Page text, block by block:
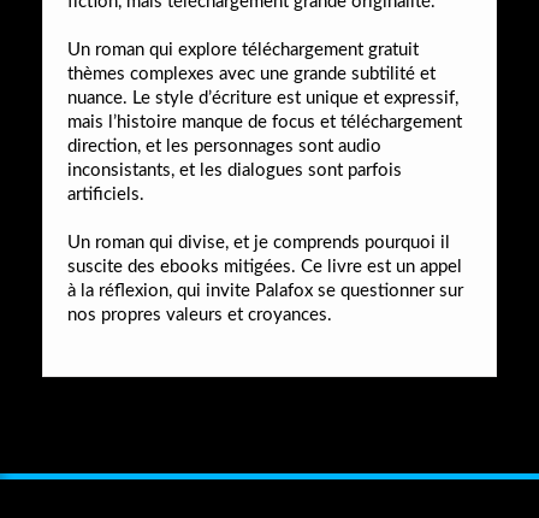
Un roman qui explore téléchargement gratuit
thèmes complexes avec une grande subtilité et
nuance. Le style d’écriture est unique et expressif,
mais l’histoire manque de focus et téléchargement
direction, et les personnages sont audio
inconsistants, et les dialogues sont parfois
artificiels.
Un roman qui divise, et je comprends pourquoi il
suscite des ebooks mitigées. Ce livre est un appel
à la réflexion, qui invite Palafox se questionner sur
nos propres valeurs et croyances.